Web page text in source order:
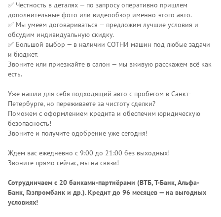
✅ Честность в деталях — по запросу оперативно пришлем
дополнительные фото или видеообзор именно этого авто.
✅ Мы умеем договариваться — предложим лучшие условия и
обсудим индивидуальную скидку.
✅ Большой выбор — в наличии СОТНИ машин под любые задачи
и бюджет.
Звоните или приезжайте в салон — мы вживую расскажем всё как
есть.
Уже нашли для себя подходящий авто с пробегом в Санкт-
Петербурге, но переживаете за чистоту сделки?
Поможем с оформлением кредита и обеспечим юридическую
безопасность!
Звоните и получите одобрение уже сегодня!
Ждем вас ежедневно с 9:00 до 21:00 без выходных!
Звоните прямо сейчас, мы на связи!
Сотрудничаем с 20 банками-партнёрами (ВТБ, Т-Банк, Альфа-
Банк, Газпромбанк и др.). Кредит до 96 месяцев — на выгодных
условиях!